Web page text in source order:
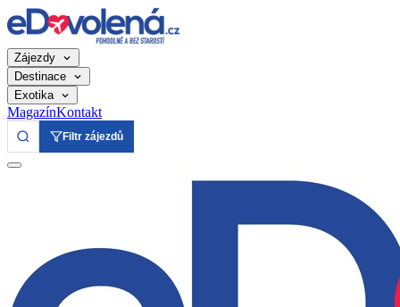
Zájezdy
Destinace
Exotika
MagazínKontakt
Filtr zájezdů